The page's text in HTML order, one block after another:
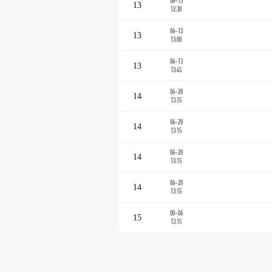
13
12:30
13
06-13
13:00
13
06-13
13:45
14
06-20
13:15
14
06-20
13:15
14
06-20
13:15
14
06-20
13:15
15
08-06
13:15